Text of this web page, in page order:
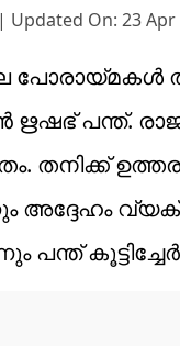
| Updated On: 23 Apr
ഋഷഭ് പന്ത്.
തനിക്ക്
അദ്ദേഹം
പന്ത്